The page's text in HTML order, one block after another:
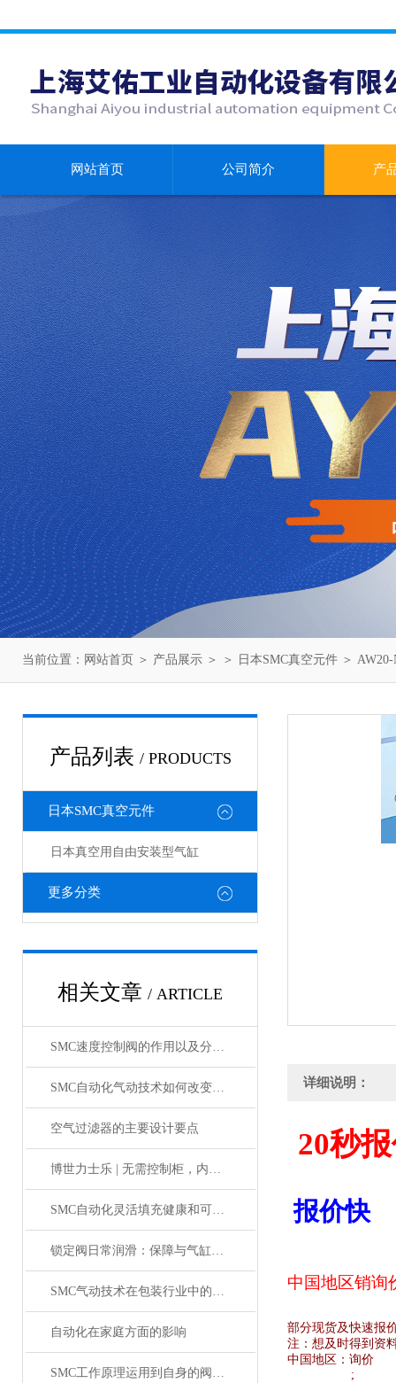
网站首页 公司简介 产
当前位置： 网站首页 ＞ 产品展示 ＞ ＞ 日本SMC真空元件 ＞
产品列表 / PRODUCTS
日本SMC真空元件
日本真空用自由安装型气缸
更多分类
相关文章 / ARTICLE
SMC速度控制阀的作用以及分类情况介绍
SMC自动化气动技术如何改变制造业?
空气过滤器的主要设计要点
博世力士乐 | 无需控制柜，内部物流新解决方案
SMC自动化灵活填充健康和可持续食品
锁定阀日常润滑：保障与气缸联动时的顺畅性
SMC气动技术在包装行业中的研究
自动化在家庭方面的影响
SMC工作原理运用到自身的阀体原理介绍
详细说明：
20秒
报价快
中国地区销询
部分现货及快速报
注：想及时得到资
中国地区： 询价
;